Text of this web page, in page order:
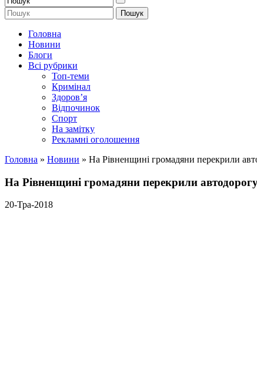
Головна
Новини
Блоги
Всі рубрики
Топ-теми
Кримінал
Здоров’я
Відпочинок
Спорт
На замітку
Рекламні оголошення
Головна » Новини » На Рівненщині громадяни перекрили
На Рівненщині громадяни перекрили
20-Тра-2018